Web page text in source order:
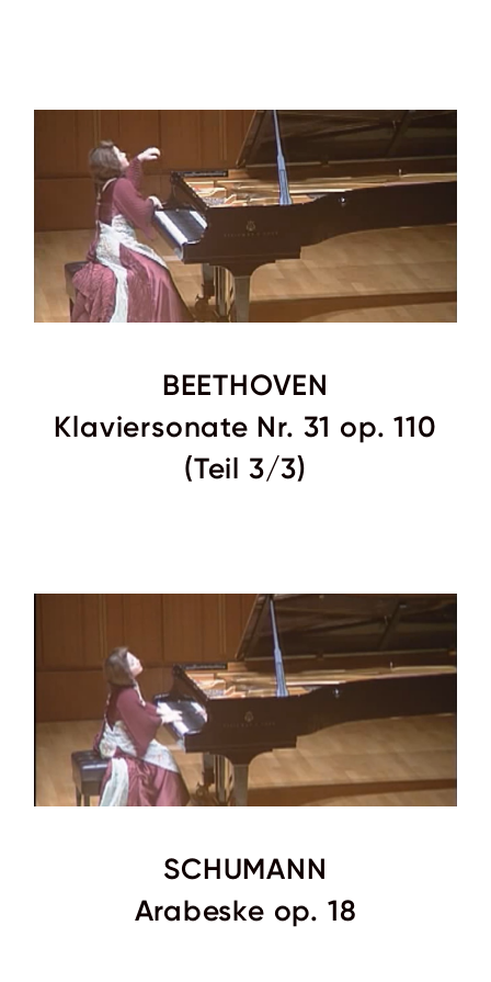
BEETHOVEN
Klaviersonate Nr. 31 op. 110
(Teil 3/3)
SCHUMANN
Arabeske op. 18